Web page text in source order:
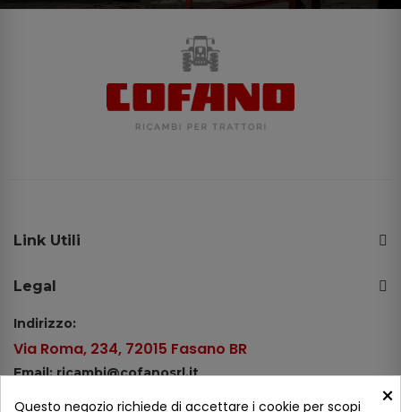
Link Utili
Legal
Indirizzo:
Via Roma, 234, 72015 Fasano BR
Email: ricambi@cofanosrl.it
×
Questo negozio richiede di accettare i cookie per scopi